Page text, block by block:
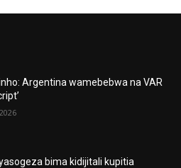
Argentina wamebebwa na VAR
bima kidijitali kupitia